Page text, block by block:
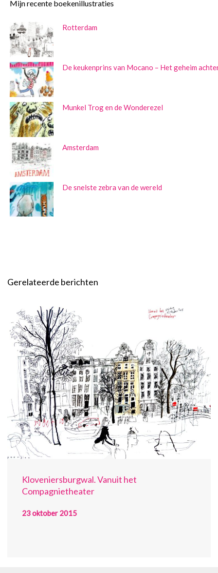
Mijn recente boekenillustraties
Rotterdam
De keukenprins van Mocano – Het geheim
Munkel Trog en de Wonderezel
Amsterdam
De snelste zebra van de wereld
Gerelateerde berichten
Kloveniersburgwal. Vanuit het
Compagnietheater
23 oktober 2015